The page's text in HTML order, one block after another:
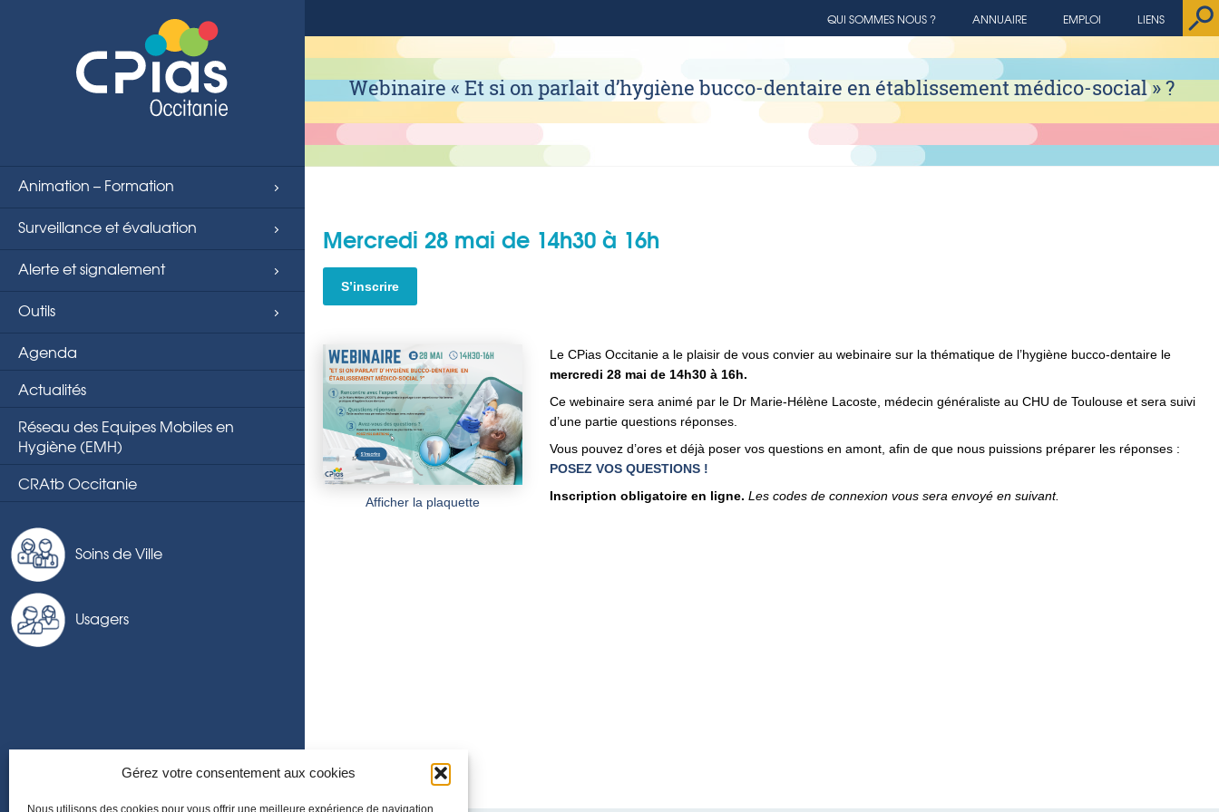
Gérez votre consentement aux cookies
Nous utilisons des cookies pour vous offrir une meilleure expérience de navigation
Animation – Formation
Surveillance et évaluation
Alerte et signalement
Outils
Agenda
Actualités
Réseau des Equipes Mobiles en
Hygiène (EMH)
CRAtb Occitanie
Soins de Ville
Usagers
LIENS
EMPLOI
ANNUAIRE
QUI SOMMES NOUS ?
Webinaire « Et si on parlait d’hygiène bucco-dentaire en établissement médico-social » ?
Mercredi 28 mai de 14h30 à 16h
S’inscrire
Afficher la plaquette
Le CPias Occitanie a le plaisir de vous convier au webinaire sur la thématique de l’hygiène bucco-dentaire le
mercredi 28 mai de 14h30 à 16h.
Ce webinaire sera animé par le Dr Marie-Hélène Lacoste, médecin généraliste au CHU de Toulouse et sera suivi
d’une partie questions réponses.
Vous pouvez d’ores et déjà poser vos questions en amont, afin de que nous puissions préparer les réponses :
POSEZ VOS QUESTIONS !
Inscription obligatoire en ligne. Les codes de connexion vous sera envoyé en suivant.